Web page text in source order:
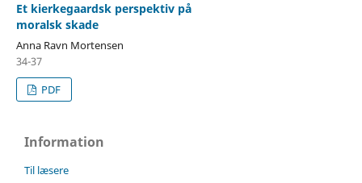
Et kierkegaardsk perspektiv på
moralsk skade
Anna Ravn Mortensen
34-37
PDF
Information
Til læsere